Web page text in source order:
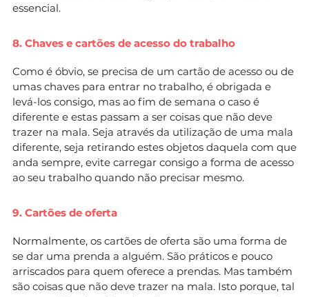
essencial.
8. Chaves e cartões de acesso do trabalho
Como é óbvio, se precisa de um cartão de acesso ou de
umas chaves para entrar no trabalho, é obrigada e
levá-los consigo, mas ao fim de semana o caso é
diferente e estas passam a ser coisas que não deve
trazer na mala. Seja através da utilização de uma mala
diferente, seja retirando estes objetos daquela com que
anda sempre, evite carregar consigo a forma de acesso
ao seu trabalho quando não precisar mesmo.
9. Cartões de oferta
Normalmente, os cartões de oferta são uma forma de
se dar uma prenda a alguém. São práticos e pouco
arriscados para quem oferece a prendas. Mas também
são coisas que não deve trazer na mala. Isto porque, tal